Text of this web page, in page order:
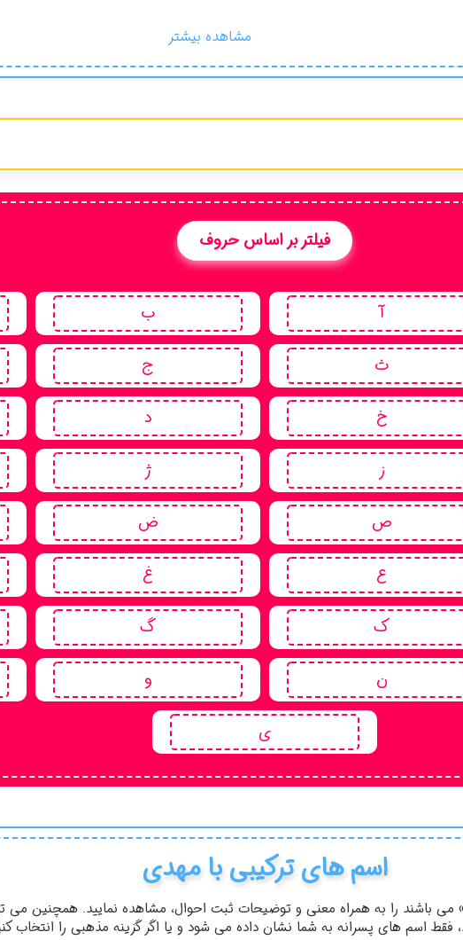
مشاهده بیشتر
فیلتر بر اساس حروف
آ ب
ث ج
خ د
ز ژ
ص ض
ع غ
ک گ
ن و
ی
اسم های ترکیبی با مهدی
باشند را به همراه معنی و توضیحات ثبت احوال، مشاهده نمایید. همچنین می
فقط اسم های پسرانه به شما نشان داده می شود و یا اگر گزینه مذهبی را